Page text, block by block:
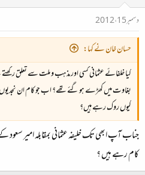
دسمبر 15، 2012
حسان خان نے کہا:
کیا خلفائے عثمانی کسی اور مذہب و ملت سے تعلق
بغاوت میں کھڑے ہو گئے تھے؟ اب جو کام ان
کیوں روک رہے ہیں؟
جناب آپ ابھی تک خلیفہ عثمانی بمقابلہ امیر سعود
کام رہے ہیں ؟